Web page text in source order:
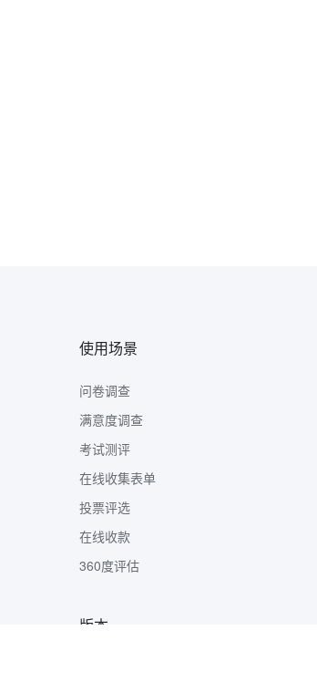
使用场景
问卷调查
满意度调查
考试测评
在线收集表单
投票评选
在线收款
360度评估
版本